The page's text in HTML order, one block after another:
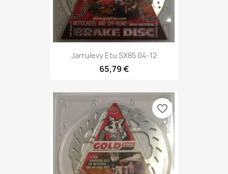
Jarrulevy Etu SX85 04-12
65,79 €
favorite_border